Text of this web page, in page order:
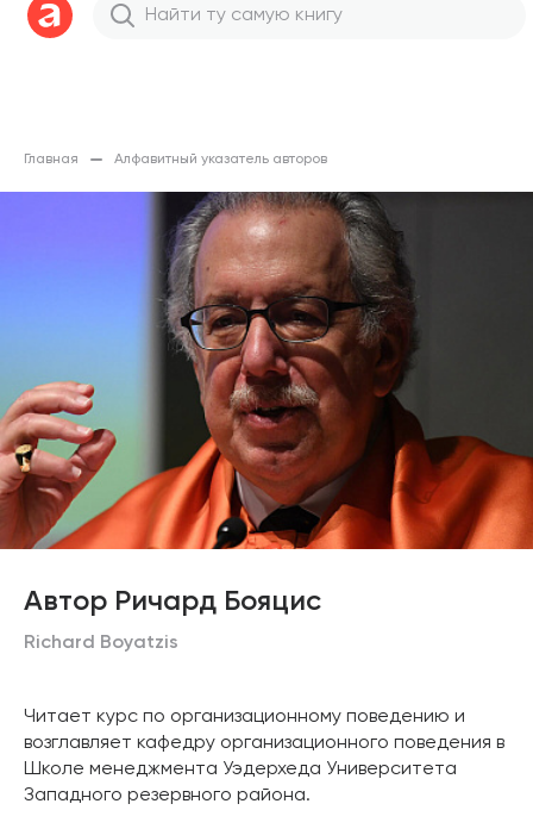
Главная Алфавитный указатель авторов
Автор Ричард Бояцис
Richard Boyatzis
Читает курс по организационному поведению и
возглавляет кафедру организационного поведения в
Школе менеджмента Уэдерхеда Университета
Западного резервного района.